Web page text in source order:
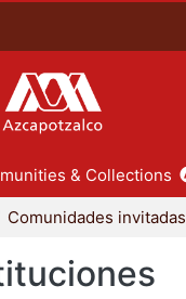
& Collections
Comunidades invitadas